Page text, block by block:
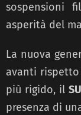
sospensioni
asperità del
La nuova
avanti
più rigido, il
presenza di